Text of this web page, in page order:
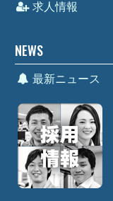
求人情報
NEWS
最新ニュース